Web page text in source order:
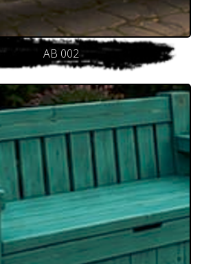
AB 002